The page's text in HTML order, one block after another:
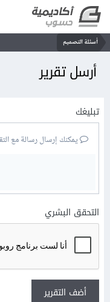
أسئلة التصميم
أرسل تقرير
تبليغك
يمكنك إرسال رسالة مع
التحقق البشري
أضف التقرير